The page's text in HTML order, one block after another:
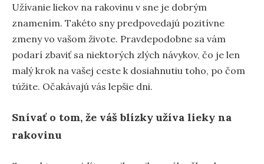
Užívanie liekov na rakovinu v sne je dobrým
znamením. Takéto sny predpovedajú pozitívne
zmeny vo vašom živote. Pravdepodobne sa vám
podarí zbaviť sa niektorých zlých návykov, čo je len
malý krok na vašej ceste k dosiahnutiu toho, po čom
túžite. Očakávajú vás lepšie dni.
Snívať o tom, že váš blízky užíva lieky na
rakovinu